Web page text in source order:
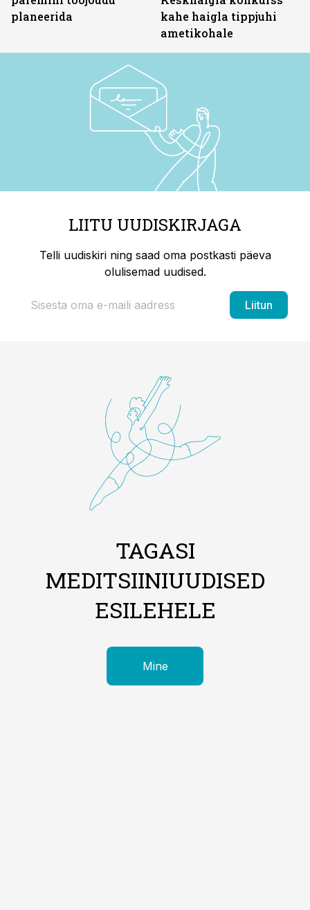
planeerida
kahe haigla tippjuhi
ametikohale
LIITU UUDISKIRJAGA
Telli uudiskiri ning saad oma postkasti päeva
olulisemad uudised.
Liitun
TAGASI
MEDITSIINIUUDISED
ESILEHELE
Mine